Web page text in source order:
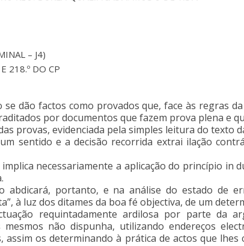
– J4)
218.º DO CP
dão factos como provados que, face às regras
por documentos que fazem prova plena e
provas, evidenciada pela simples leitura do texto
sentido e a decisão recorrida extrai ilação
necessariamente a aplicação do princípio in
portanto, e na análise do estado de
à luz dos ditames da boa fé objectiva, de um
requintadamente ardilosa por parte da
não dispunha, utilizando endereços
os determinando à prática de actos que